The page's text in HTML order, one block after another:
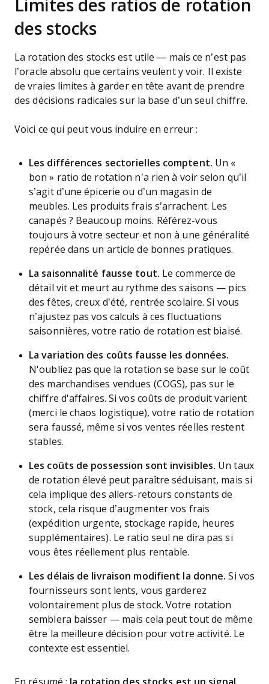
Limites des ratios de rotation
des stocks
La rotation des stocks est utile — mais ce n’est pas
l’oracle absolu que certains veulent y voir. Il existe
de vraies limites à garder en tête avant de prendre
des décisions radicales sur la base d’un seul chiffre.
Voici ce qui peut vous induire en erreur :
Les différences sectorielles comptent. Un «
bon » ratio de rotation n’a rien à voir selon qu’il
s’agit d’une épicerie ou d’un magasin de
meubles. Les produits frais s’arrachent. Les
canapés ? Beaucoup moins. Référez-vous
toujours à votre secteur et non à une généralité
repérée dans un article de bonnes pratiques.
La saisonnalité fausse tout. Le commerce de
détail vit et meurt au rythme des saisons — pics
des fêtes, creux d’été, rentrée scolaire. Si vous
n’ajustez pas vos calculs à ces fluctuations
saisonnières, votre ratio de rotation est biaisé.
La variation des coûts fausse les données.
N'oubliez pas que la rotation se base sur le coût
des marchandises vendues (COGS), pas sur le
chiffre d'affaires. Si vos coûts de produit varient
(merci le chaos logistique), votre ratio de rotation
sera faussé, même si vos ventes réelles restent
stables.
Les coûts de possession sont invisibles. Un taux
de rotation élevé peut paraître séduisant, mais si
cela implique des allers-retours constants de
stock, cela risque d’augmenter vos frais
(expédition urgente, stockage rapide, heures
supplémentaires). Le ratio seul ne dira pas si
vous êtes réellement plus rentable.
Les délais de livraison modifient la donne. Si vos
fournisseurs sont lents, vous garderez
volontairement plus de stock. Votre rotation
semblera baisser — mais cela peut tout de même
être la meilleure décision pour votre activité. Le
contexte est essentiel.
En résumé : la rotation des stocks est un signal,